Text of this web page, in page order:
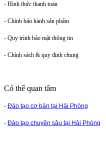
- Hình thức thanh toán
- Chính bảo hành sản phẩm
- Quy trình bảo mật thông tin
- Chính sách & quy định chung
Có thể quan tâm
- Đào tạo cơ bản tại Hải Phòng
- Đào tạo chuyên sâu tại Hải Phòng